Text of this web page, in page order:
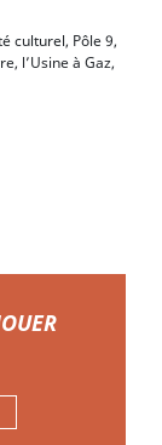
culturel, Pôle 9,
l’Usine à Gaz,